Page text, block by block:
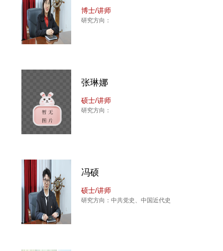
博士/讲师
研究方向：
张琳娜
硕士/讲师
研究方向：
冯硕
硕士/讲师
研究方向：中共党史、中国近代史